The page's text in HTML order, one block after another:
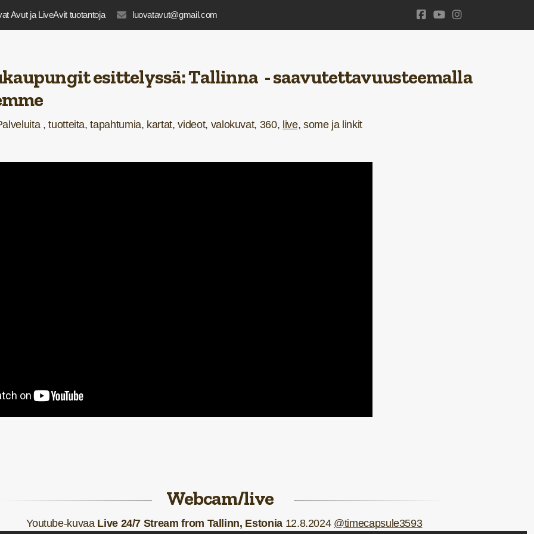
Avut ja LiveAvit tuotantoja luovatavut@gmail.com
esittelyssä:Tallinna - saavutettavuusteemalla
,tuotteita,tapahtumia, kartat,videot, valokuvat, 360, live, some ja linkit
Webcam/live
Youtube-kuvaa Live 24/7 Stream from Tallinn, Estonia12.8.2024 @timecapsule3593